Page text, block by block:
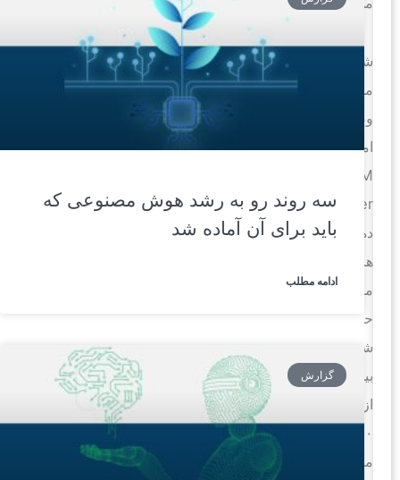
شرکت
مدیریت
وضعیت
امنیتی
XM
Cyber
ده‌ها
هزار
مسیر
حمله،
شامل
بیش
میلیون
سه روند رو به رشد هوش مصنوعی که
باید برای آن آماده شد
ادامه مطلب
گزارش